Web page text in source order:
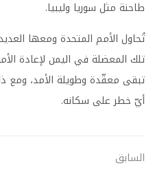
طاحنة مثل سوريا وليبيا.
تُحاول الأمم المتحدة ومعها
تلك المعضلة في اليمن لإعادة
تبقى معقّدة وطويلة الأمد،
أيّ خطر على سكانه.
السابق